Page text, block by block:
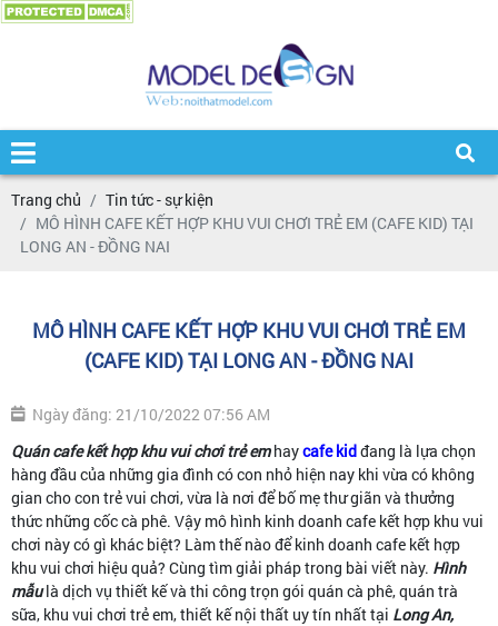
Trang chủ
Tin tức - sự kiện
MÔ HÌNH CAFE KẾT HỢP KHU VUI CHƠI TRẺ EM (CAFE KID) TẠI
LONG AN - ĐỒNG NAI
MÔ HÌNH CAFE KẾT HỢP KHU VUI CHƠI TRẺ EM
(CAFE KID) TẠI LONG AN - ĐỒNG NAI
Ngày đăng: 21/10/2022 07:56 AM
Quán cafe kết hợp khu vui chơi trẻ emhaycafe kidđang là lựa chọn
hàng đầu của những gia đình có con nhỏ hiện nay khi vừa có không
gian cho con trẻ vui chơi, vừa là nơi để bố mẹ thư giãn và thưởng
thức những cốc cà phê. Vậy mô hình kinh doanh cafe kết hợp khu vui
chơi này có gì khác biệt? Làm thế nào để kinh doanh cafe kết hợp
khu vui chơi hiệu quả? Cùng tìm giải pháp trong bài viết này. Hình
mẫulà dịch vụ thiết kế và thi công trọn gói quán cà phê, quán trà
sữa, khu vui chơi trẻ em, thiết kế nội thất uy tín nhất tại Long An,